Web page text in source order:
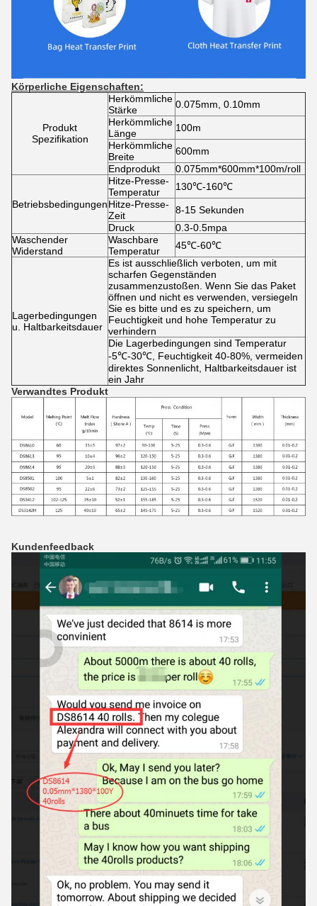
Körperliche Eigenschaften:
Produkt
Spezifikation
Herkömmliche
Stärke
0.075mm, 0.10mm
Herkömmliche
Länge
100m
Herkömmliche
Breite
600mm
Endprodukt
0.075mm*600mm*100m/roll
Betriebsbedingungen
Hitze-Presse-
Temperatur
130℃-160℃
Hitze-Presse-
Zeit
8-15 Sekunden
Druck
0.3-0.5mpa
Waschender
Widerstand
Waschbare
Temperatur
45℃-60℃
Lagerbedingungen
u. Haltbarkeitsdauer
Es ist ausschließlich verboten, um mit
scharfen Gegenständen
zusammenzustoßen. Wenn Sie das Paket
öffnen und nicht es verwenden, versiegeln
Sie es bitte und es zu speichern, um
Feuchtigkeit und hohe Temperatur zu
verhindern
Die Lagerbedingungen sind Temperatur
-5℃-30℃, Feuchtigkeit 40-80%, vermeiden
direktes Sonnenlicht, Haltbarkeitsdauer ist
ein Jahr
Verwandtes Produkt
Kundenfeedback